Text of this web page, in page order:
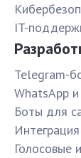
IT-
Telegram-
WhatsApp
Боты для
Голосовые